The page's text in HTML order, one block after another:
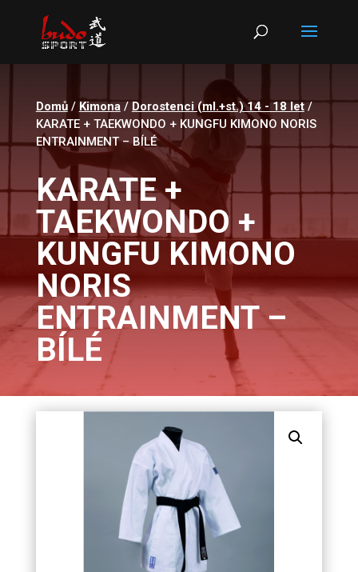
Products
search
Domů/ Kimona/Dorostenci (ml.+st.) 14 - 18 let/
KARATE + TAEKWONDO + KUNGFU KIMONO NORIS
ENTRAINMENT – BÍLÉ
KARATE +
TAEKWONDO +
KUNGFU KIMONO
NORIS
ENTRAINMENT –
BÍLÉ